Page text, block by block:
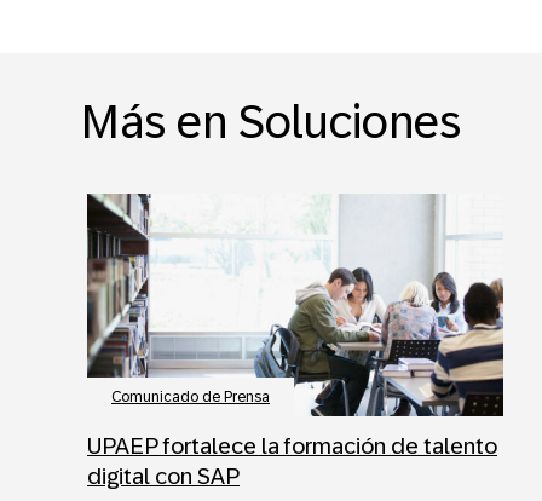
Más en Soluciones
Comunicado de Prensa
UPAEP fortalece la formación de talento
digital con SAP